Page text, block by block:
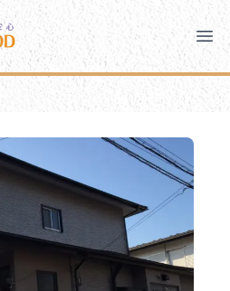
プ
デマンド
装なら創業100年の安心 ペイン
デマンド
安心の取り組み
よくあるご質問